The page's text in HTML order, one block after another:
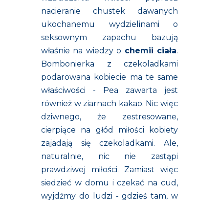
nacieranie chustek dawanych
ukochanemu wydzielinami o
seksownym zapachu bazują
właśnie na wiedzy o chemii ciała.
Bombonierka z czekoladkami
podarowana kobiecie ma te same
właściwości - Pea zawarta jest
również w ziarnach kakao. Nic więc
dziwnego, że zestresowane,
cierpiące na głód miłości kobiety
zajadają się czekoladkami. Ale,
naturalnie, nic nie zastąpi
prawdziwej miłości. Zamiast więc
siedzieć w domu i czekać na cud,
wyjdźmy do ludzi - gdzieś tam, w